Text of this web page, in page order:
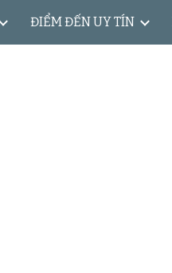
ĐIỂM ĐẾN UY TÍN